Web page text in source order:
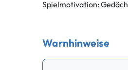
Spielmotivation:
Warnhinweise